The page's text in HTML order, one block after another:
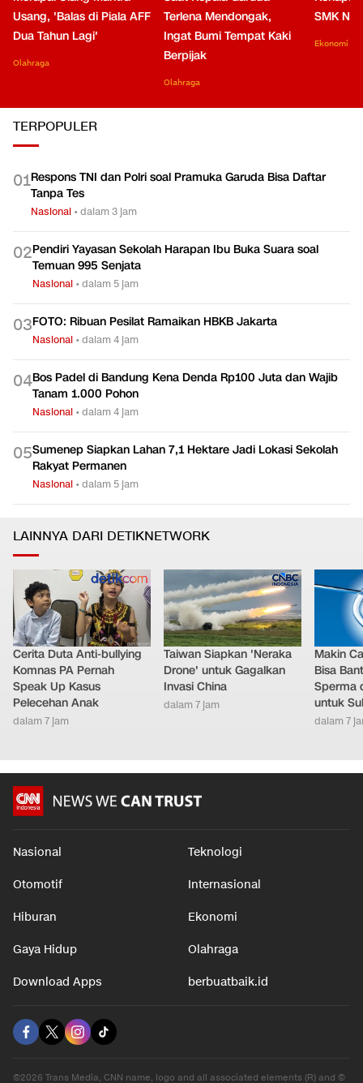
Usang, 'Balas di Piala AFF
Dua Tahun Lagi'
Olahraga
Terlena Mendongak,
Ingat Bumi Tempat Kaki
Berpijak
Olahraga
SMK
Ekonomi
TERPOPULER
01Respons TNI dan Polri soal Pramuka Garuda Bisa Daftar
Tanpa Tes
Nasional •dalam 3 jam
02Pendiri Yayasan Sekolah Harapan Ibu Buka Suara soal
Temuan 995 Senjata
Nasional •dalam 5 jam
03FOTO: Ribuan Pesilat Ramaikan HBKB Jakarta
Nasional •dalam 4 jam
04Bos Padel di Bandung Kena Denda Rp100 Juta dan Wajib
Tanam 1.000 Pohon
Nasional •dalam 4 jam
05Sumenep Siapkan Lahan 7,1 Hektare Jadi Lokasi Sekolah
Rakyat Permanen
Nasional •dalam 5 jam
LAINNYA DARI DETIKNETWORK
Cerita Duta Anti-bullying
Komnas PA Pernah
Speak Up Kasus
Pelecehan Anak
dalam 7 jam
Taiwan Siapkan 'Neraka
Drone' untuk Gagalkan
Invasi China
dalam 7 jam
Makin
Bisa
Sperma
untuk
dalam 7
Nasional Teknologi
Otomotif Internasional
Hiburan Ekonomi
Gaya Hidup Olahraga
Download Apps berbuatbaik.id
©2026 Trans Media, CNN name, logo and all associated elements (R) and ©